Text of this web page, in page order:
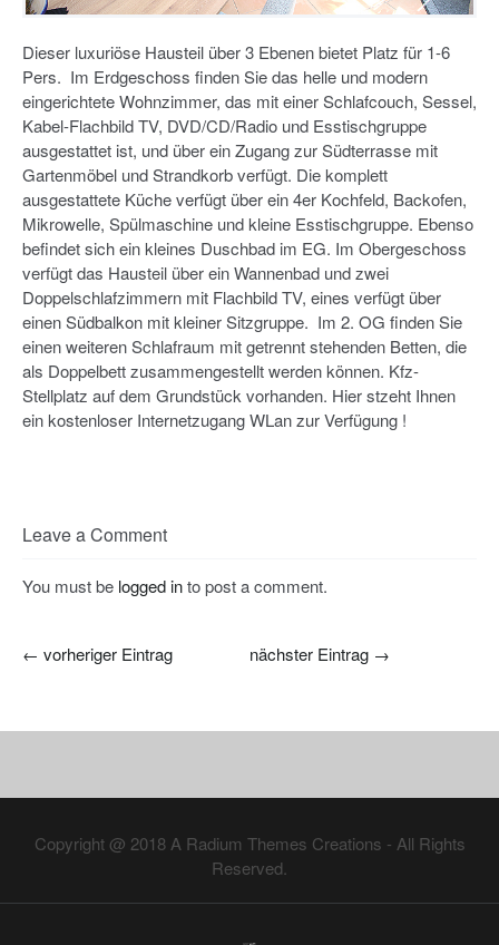
Dieser luxuriöse Hausteil über 3 Ebenen bietet Platz für 1-6
Pers. Im Erdgeschoss finden Sie das helle und modern
eingerichtete Wohnzimmer, das mit einer Schlafcouch, Sessel,
Kabel-Flachbild TV, DVD/CD/Radio und Esstischgruppe
ausgestattet ist, und über ein Zugang zur Südterrasse mit
Gartenmöbel und Strandkorb verfügt. Die komplett
ausgestattete Küche verfügt über ein 4er Kochfeld, Backofen,
Mikrowelle, Spülmaschine und kleine Esstischgruppe. Ebenso
befindet sich ein kleines Duschbad im EG. Im Obergeschoss
verfügt das Hausteil über ein Wannenbad und zwei
Doppelschlafzimmern mit Flachbild TV, eines verfügt über
einen Südbalkon mit kleiner Sitzgruppe. Im 2. OG finden Sie
einen weiteren Schlafraum mit getrennt stehenden Betten, die
als Doppelbett zusammengestellt werden können. Kfz-
Stellplatz auf dem Grundstück vorhanden. Hier stzeht Ihnen
ein kostenloser Internetzugang WLan zur Verfügung !
Leave a Comment
You must be logged into post a comment.
← vorheriger Eintrag nächster Eintrag →
Copyright @ 2018A Radium Themes Creations - All Rights
Reserved.